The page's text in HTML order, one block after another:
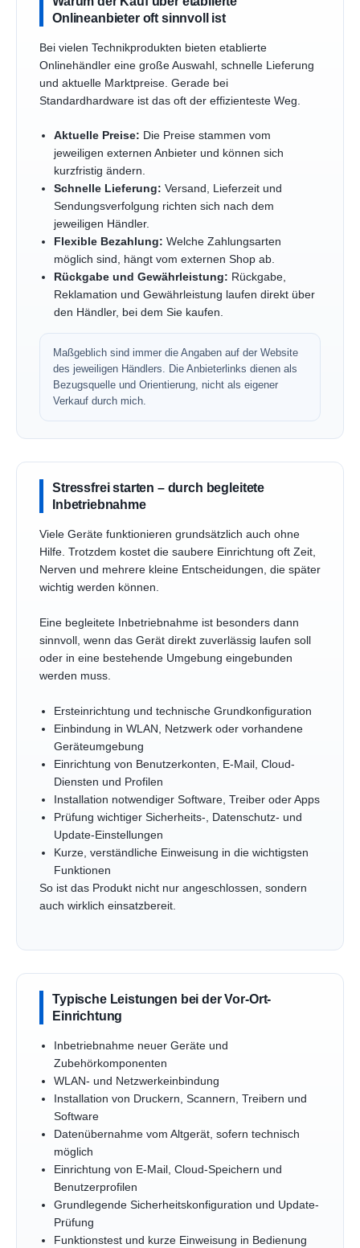
Onlineanbieter oft sinnvoll ist
Bei vielen Technikprodukten bieten etablierte
Onlinehändler eine große Auswahl, schnelle Lieferung
und aktuelle Marktpreise. Gerade bei
Standardhardware ist das oft der effizienteste Weg.
Aktuelle Preise: Die Preise stammen vom
jeweiligen externen Anbieter und können sich
kurzfristig ändern.
Schnelle Lieferung: Versand, Lieferzeit und
Sendungsverfolgung richten sich nach dem
jeweiligen Händler.
Flexible Bezahlung: Welche Zahlungsarten
möglich sind, hängt vom externen Shop ab.
Rückgabe und Gewährleistung: Rückgabe,
Reklamation und Gewährleistung laufen direkt über
den Händler, bei dem Sie kaufen.
Maßgeblich sind immer die Angaben auf der Website
des jeweiligen Händlers. Die Anbieterlinks dienen als
Bezugsquelle und Orientierung, nicht als eigener
Verkauf durch mich.
Stressfrei starten – durch begleitete
Inbetriebnahme
Viele Geräte funktionieren grundsätzlich auch ohne
Hilfe. Trotzdem kostet die saubere Einrichtung oft Zeit,
Nerven und mehrere kleine Entscheidungen, die später
wichtig werden können.
Eine begleitete Inbetriebnahme ist besonders dann
sinnvoll, wenn das Gerät direkt zuverlässig laufen soll
oder in eine bestehende Umgebung eingebunden
werden muss.
Ersteinrichtung und technische Grundkonfiguration
Einbindung in WLAN, Netzwerk oder vorhandene
Geräteumgebung
Einrichtung von Benutzerkonten, E-Mail, Cloud-
Diensten und Profilen
Installation notwendiger Software, Treiber oder Apps
Prüfung wichtiger Sicherheits-, Datenschutz- und
Update-Einstellungen
Kurze, verständliche Einweisung in die wichtigsten
Funktionen
So ist das Produkt nicht nur angeschlossen, sondern
auch wirklich einsatzbereit.
Typische Leistungen bei der Vor-Ort-
Einrichtung
Inbetriebnahme neuer Geräte und
Zubehörkomponenten
WLAN- und Netzwerkeinbindung
Installation von Druckern, Scannern, Treibern und
Software
Datenübernahme vom Altgerät, sofern technisch
möglich
Einrichtung von E-Mail, Cloud-Speichern und
Benutzerprofilen
Grundlegende Sicherheitskonfiguration und Update-
Prüfung
Funktionstest und kurze Einweisung in Bedienung